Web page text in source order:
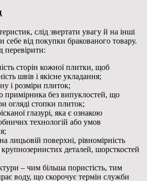
слід звертати увагу й на інші
себе від покупки бракованого товару.
перевірити:
сторін кожної плитки, щоб
швів і якісне укладання;
і розміри плиток;
примірника без випуклостей, що
огляді стопки плиток;
глазурі, яка є ознакою
технологій або умов
лицьовій поверхні, рівномірність
крупнозернистих деталей, шорсткостей
– чим більша пористість, тим
воду, що скорочує термін служби